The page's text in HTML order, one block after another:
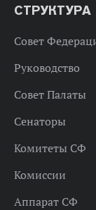
СТРУКТУРА
Совет
Руководство
Совет Палаты
Сенаторы
Комитеты СФ
Комиссии
Аппарат СФ